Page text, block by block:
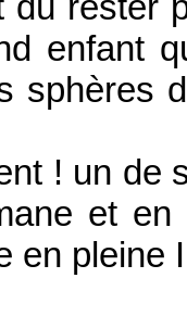
enfant
sphères
! un de
et
en pleine